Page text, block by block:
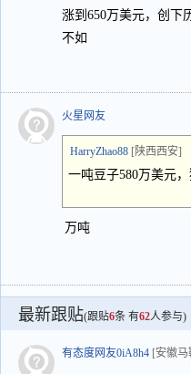
涨到650万美元，创
不如
火星网友
HarryZhao88 [陕西西安]
一吨豆子580万美元
万吨
最新跟贴(跟贴6条 有62人参与)
有态度网友0iA8h4 [安徽马